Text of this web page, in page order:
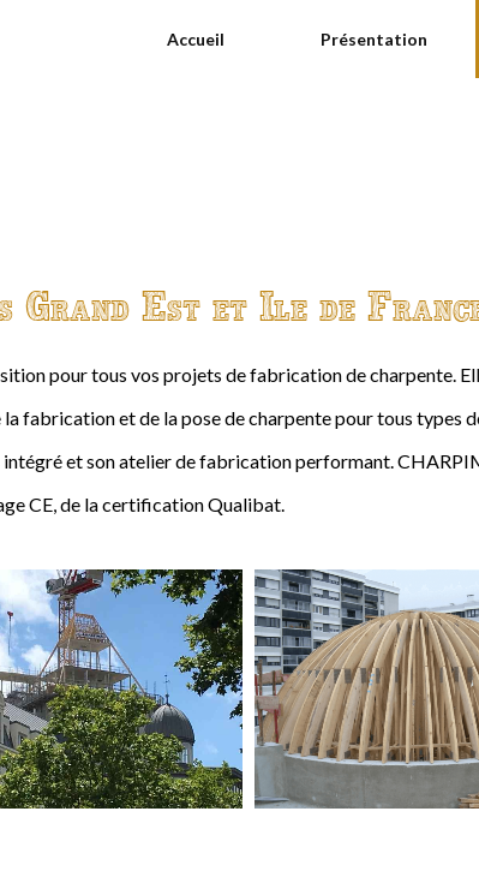
Accueil Présentation
Grand Est et Ile de
pour tous vos projets de fabrication de charpente.
la fabrication et de la pose de charpente pour tous
et son atelier de fabrication performant.
CE, de la certification Qualibat.